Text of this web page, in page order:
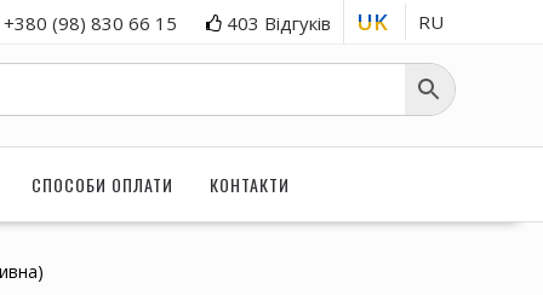
+380 (98) 830 66 15 403 Відгуків UK RU
СПОСОБИ ОПЛАТИ КОНТАКТИ